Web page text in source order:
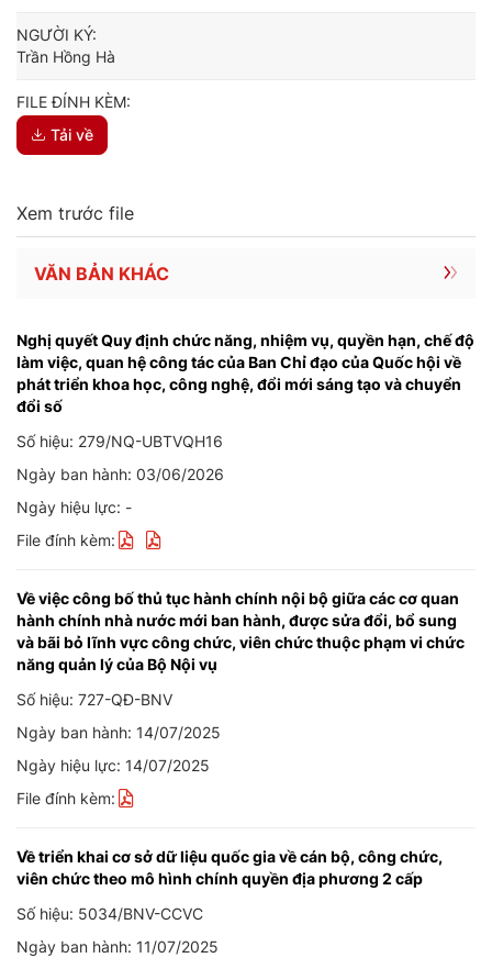
NGƯỜI KÝ:
Trần Hồng Hà
FILE ĐÍNH KÈM:
Tải về
Xem trước file
VĂN BẢN KHÁC
Nghị quyết Quy định chức năng, nhiệm vụ, quyền hạn, chế độ
làm việc, quan hệ công tác của Ban Chỉ đạo của Quốc hội về
phát triển khoa học, công nghệ, đổi mới sáng tạo và chuyển
đổi số
Số hiệu: 279/NQ-UBTVQH16
Ngày ban hành: 03/06/2026
Ngày hiệu lực: -
File đính kèm:
Về việc công bố thủ tục hành chính nội bộ giữa các cơ quan
hành chính nhà nước mới ban hành, được sửa đổi, bổ sung
và bãi bỏ lĩnh vực công chức, viên chức thuộc phạm vi chức
năng quản lý của Bộ Nội vụ
Số hiệu: 727-QĐ-BNV
Ngày ban hành: 14/07/2025
Ngày hiệu lực: 14/07/2025
File đính kèm:
Về triển khai cơ sở dữ liệu quốc gia về cán bộ, công chức,
viên chức theo mô hình chính quyền địa phương 2 cấp
Số hiệu: 5034/BNV-CCVC
Ngày ban hành: 11/07/2025